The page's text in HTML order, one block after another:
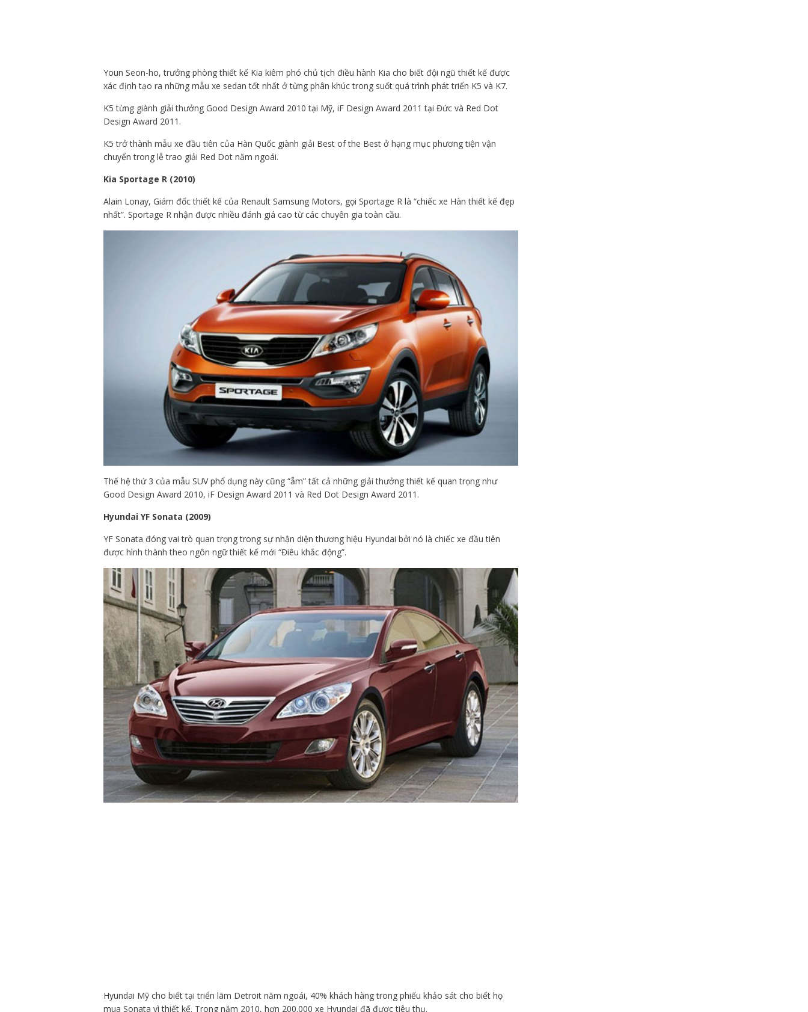
Youn Seon-ho, trưởng phòng thiết kế Kia kiêm phó chủ tịch điều hành Kia cho biết đội ngũ thiết kế được
xác định tạo ra những mẫu xe sedan tốt nhất ở từng phân khúc trong suốt quá trình phát triển K5 và K7.
K5 từng giành giải thưởng Good Design Award 2010 tại Mỹ, iF Design Award 2011 tại Đức và Red Dot
Design Award 2011.
K5 trở thành mẫu xe đầu tiên của Hàn Quốc giành giải Best of the Best ở hạng mục phương tiện vận
chuyển trong lễ trao giải Red Dot năm ngoái.
Kia Sportage R (2010)
Alain Lonay, Giám đốc thiết kế của Renault Samsung Motors, gọi Sportage R là “chiếc xe Hàn thiết kế đẹp
nhất”. Sportage R nhận được nhiều đánh giá cao từ các chuyên gia toàn cầu.
Thế hệ thứ 3 của mẫu SUV phổ dụng này cũng “ẵm” tất cả những giải thưởng thiết kế quan trọng như
Good Design Award 2010, iF Design Award 2011 và Red Dot Design Award 2011.
Hyundai YF Sonata (2009)
YF Sonata đóng vai trò quan trọng trong sự nhận diện thương hiệu Hyundai bởi nó là chiếc xe đầu tiên
được hình thành theo ngôn ngữ thiết kế mới “Điêu khắc động”.
Hyundai Mỹ cho biết tại triển lãm Detroit năm ngoái, 40% khách hàng trong phiếu khảo sát cho biết họ
mua Sonata vì thiết kế. Trong năm 2010, hơn 200.000 xe Hyundai đã được tiêu thụ.